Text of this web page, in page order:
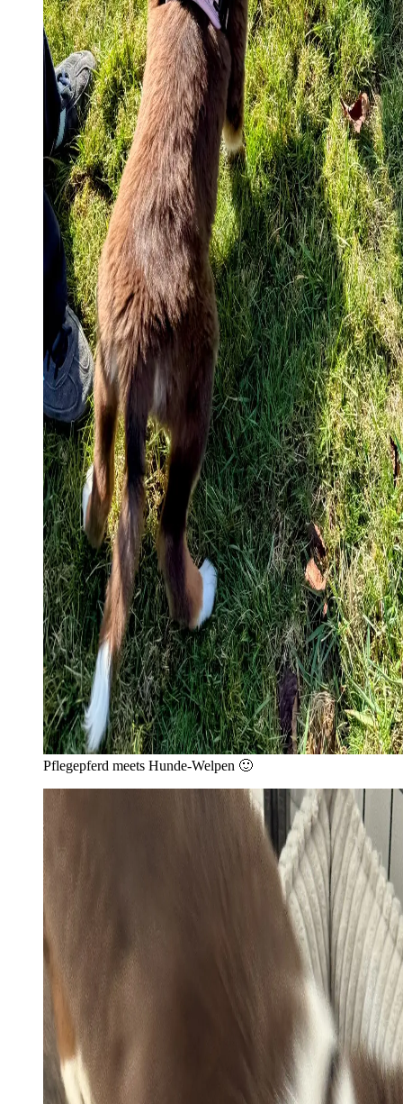
Pflegepferd meets Hunde-Welpen 🙂